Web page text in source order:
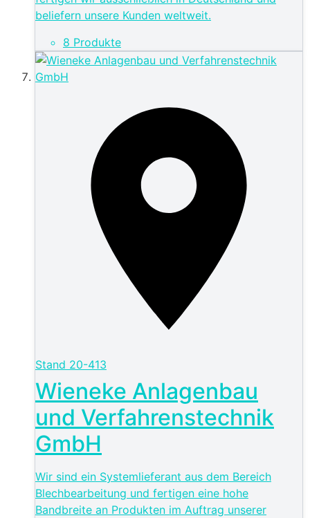
beliefern unsere Kunden weltweit.
8 Produkte
Stand 20-413
Wieneke Anlagenbau
und Verfahrenstechnik
GmbH
Wir sind ein Systemlieferant aus dem Bereich
Blechbearbeitung und fertigen eine hohe
Bandbreite an Produkten im Auftrag unserer